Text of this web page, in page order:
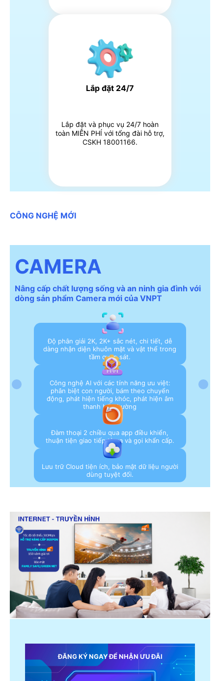
Lắp đặt 24/7
Lắp đặt và phục vụ 24/7 hoàn
toàn MIỄN PHÍ với tổng đài hỗ trợ,
CSKH 18001166.
CÔNG NGHỆ MỚI
CAMERA
Nâng cấp chất lượng sống và an ninh gia đình với
dòng sản phẩm Camera mới của VNPT
Độ phân giải 2K, 2K+ sắc nét, chi tiết, dễ
dàng nhận diện khuôn mặt và vật thể trong
tầm quan sát.
Công nghệ AI với các tính năng ưu việt:
phân biệt con người, bám theo chuyển
động, phát hiện tiếng khóc, phát hiện âm
thanh bất thường
Đàm thoại 2 chiều qua app điều khiển,
thuận tiện giao tiếp từ xa và gọi khẩn cấp.
Lưu trữ Cloud tiện ích, bảo mật dữ liệu người
dùng tuyệt đối.
ĐĂNG KÝ NGAY ĐỂ NHẬN ƯU ĐÃI